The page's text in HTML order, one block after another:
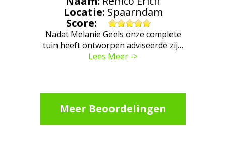
Locatie: Spaarndam
Score:
Nadat Melanie Geels onze complete
tuin heeft ontworpen adviseerde zij…
Lees Meer ->
Meer Beoordelingen